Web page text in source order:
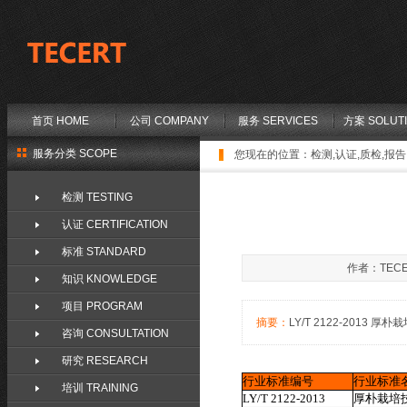
首页 HOME 公司 COMPANY 服务 SERVICES 方案
您现在的位置： 检测,认证,质检,报
作者：
摘要： LY/T 2122-2013 厚朴
行业标准编号
行业标准
LY/T 2122-2013
厚朴栽培
服务分类 SCOPE
检测 TESTING
认证 CERTIFICATION
标准 STANDARD
知识 KNOWLEDGE
项目 PROGRAM
咨询 CONSULTATION
研究 RESEARCH
培训 TRAINING